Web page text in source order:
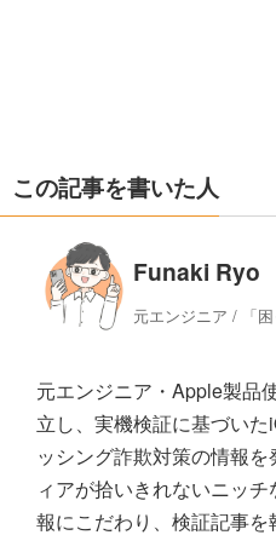
この記事を書いた人
Funaki Ryo
元エンジニア / 「
元エンジニア・Apple製品
立し、実機検証に基づい
ッシング詐欺対策の情報
ィアが拾いきれないニッ
報にこだわり、検証記事を